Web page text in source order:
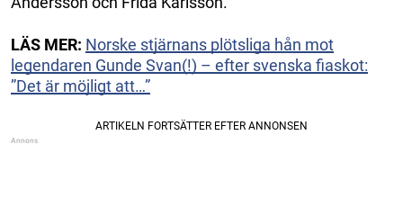
LÄS MER: Norske stjärnans plötsliga hån mot
legendaren Gunde Svan(!) – efter svenska fiaskot:
”Det är möjligt att…”